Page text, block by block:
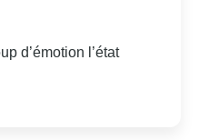
d’émotion l’état